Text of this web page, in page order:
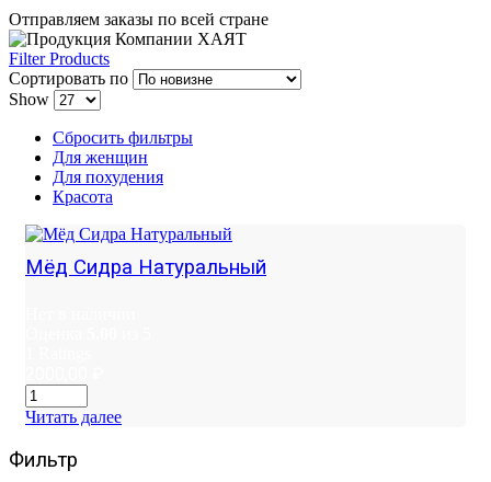
Отправляем заказы по всей стране
Filter Products
Сортировать по
Show
Сбросить фильтры
Для женщин
Для похудения
Красота
Мёд Сидра Натуральный
Читать далее
Фильтр